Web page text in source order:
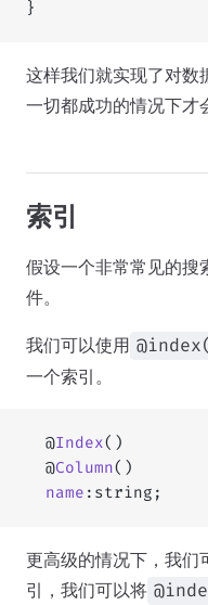
}
这样我们就实现了对数
一切都成功的情况下才
索引
假设一个非常常见的搜
件。
我们可以使用
一个索引。
  @
Index()
  @
Column()
  name
:string;
更高级的情况下，我们
引，我们可以将